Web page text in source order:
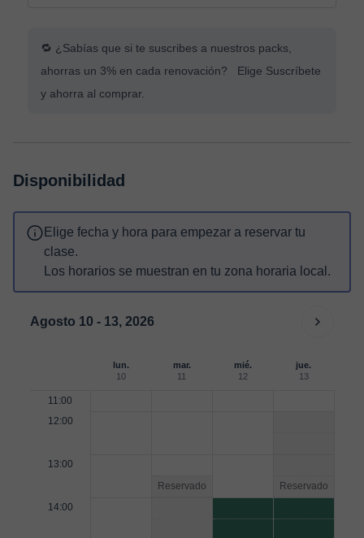
🔁 ¿Sabías que si te suscribes a nuestros packs,
ahorras un 3% en cada renovación? Elige Suscríbete
y ahorra al comprar.
Disponibilidad
Elige fecha y hora para empezar a reservar tu
clase.
Los horarios se muestran en tu zona horaria local.
Agosto 10 - 13, 2026
lun.
10
mar.
11
mié.
12
jue.
13
11:00
12:00
13:00
Reservado
Reservado
14:00